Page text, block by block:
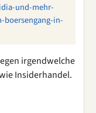
und-mehr-
boersengang-in-
irgendwelche
Insiderhandel.